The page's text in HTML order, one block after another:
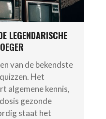
LEGENDARISCHE
van de bekendste
Het
algemene kennis,
gezonde
staat het